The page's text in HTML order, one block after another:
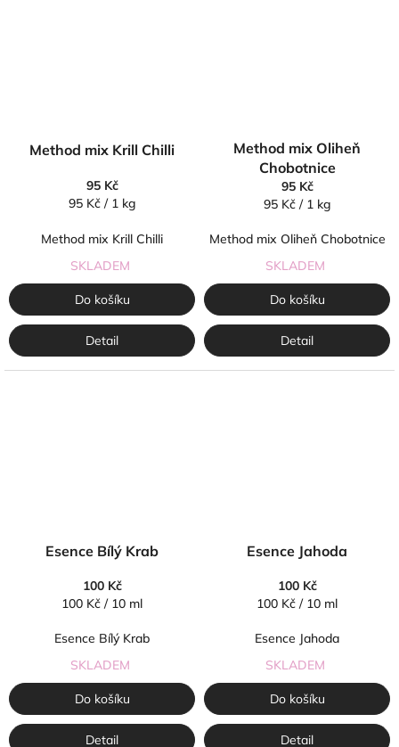
Method mix Krill Chilli
95 Kč
Měrná
95 Kč / 1 kg
Method mix Krill Chilli
SKLADEM
Do košíku
Detail
Method mix Oliheň
Chobotnice
95 Kč
Měrná
95 Kč / 1 kg
Method mix Oliheň Chobotnice
SKLADEM
Do košíku
Detail
Esence Bílý Krab
100 Kč
Měrná
100 Kč / 10 ml
Esence Bílý Krab
SKLADEM
Do košíku
Detail
Esence Jahoda
100 Kč
Měrná
100 Kč / 10 ml
Esence Jahoda
SKLADEM
Do košíku
Detail